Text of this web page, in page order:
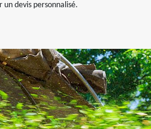
un devis personnalisé.